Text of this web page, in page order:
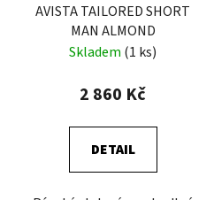
AVISTA TAILORED SHORT
MAN ALMOND
Skladem (1 ks)
2 860 Kč
DETAIL